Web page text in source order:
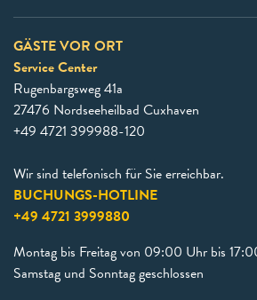
GÄSTE VOR ORT
Service Center
Rugenbargsweg 41a
27476 Nordseeheilbad Cuxhaven
+49 4721 399988-120
Wir sind telefonisch für Sie erreichbar.
BUCHUNGS-HOTLINE
+49 4721 3999880
Montag bis Freitag von 09:00 Uhr bis
Samstag und Sonntag geschlossen